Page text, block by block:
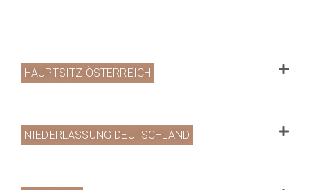
HAUPTSITZ ÖSTERREICH
NIEDERLASSUNG DEUTSCHLAND